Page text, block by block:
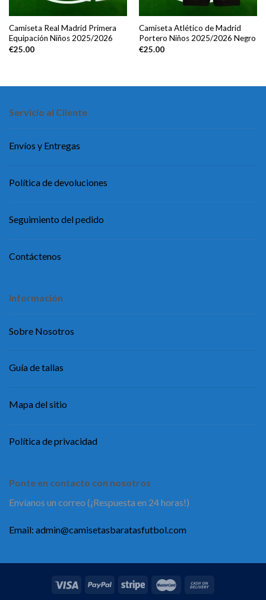
Camiseta Real Madrid Primera
Equipación Niños 2025/2026
€25.00
Camiseta Atlético de Madrid
Portero Niños 2025/2026 Negro
€25.00
Servicio al Cliente
Envíos y Entregas
Política de devoluciones
Seguimiento del pedido
Contáctenos
Información
Sobre Nosotros
Guía de tallas
Mapa del sitio
Política de privacidad
Ponte en contacto con nosotros
Envíanos un correo (¡Respuesta en 24 horas!)
Email: admin@camisetasbaratasfutbol.com